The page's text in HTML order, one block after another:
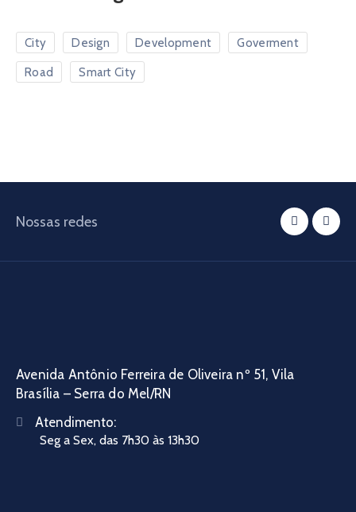
City Design Development Goverment
Road Smart City
Nossas redes
Avenida Antônio Ferreira de Oliveira nº 51, Vila
Brasília – Serra do Mel/RN
Atendimento:
Seg a Sex, das 7h30 às 13h30